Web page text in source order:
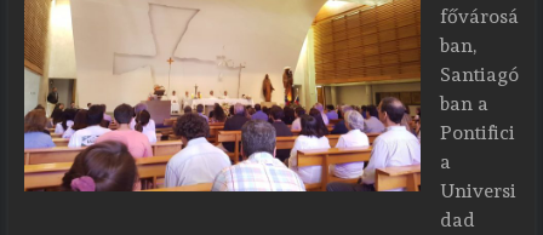
fővárosá
ban,
Santiagó
ban a
Pontifici
a
Universi
dad